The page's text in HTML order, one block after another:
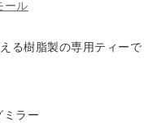
ール
る樹脂製の専用ティーで
ラー